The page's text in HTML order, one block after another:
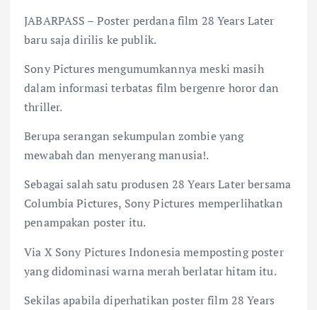
JABARPASS – Poster perdana film 28 Years Later
baru saja dirilis ke publik.
Sony Pictures mengumumkannya meski masih
dalam informasi terbatas film bergenre horor dan
thriller.
Berupa serangan sekumpulan zombie yang
mewabah dan menyerang manusia!.
Sebagai salah satu produsen 28 Years Later bersama
Columbia Pictures, Sony Pictures memperlihatkan
penampakan poster itu.
Via X Sony Pictures Indonesia memposting poster
yang didominasi warna merah berlatar hitam itu.
Sekilas apabila diperhatikan poster film 28 Years